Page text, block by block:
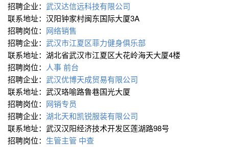
招聘企业： 武汉达信远科技有限公司
联系地址：汉阳钟家村闽东国际大厦3A
招聘岗位： 网络销售
招聘企业： 武汉市江夏区菲力健身俱乐部
联系地址：湖北省武汉市江夏区大花岭海天大厦4楼
招聘岗位： 人事前台
招聘企业： 武汉优博天成贸易有限公司
联系地址：武汉珞喻路鲁巷国光大厦
招聘岗位： 网销专员
招聘企业： 湖北天和凯锐服装有限公司
联系地址：武汉汉阳经济技术开发区莲湖路98号
招聘岗位： 生管主管 中查